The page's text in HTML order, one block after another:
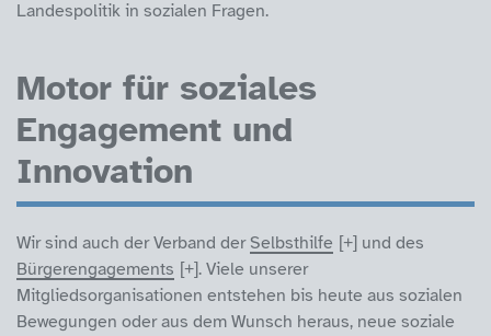
Landespolitik in sozialen Fragen.
Motor für soziales
Engagement und
Innovation
Wir sind auch der Verband der Selbsthilfe
und des
Bürgerengagements
. Viele unserer
Mitgliedsorganisationen entstehen bis heute aus sozialen
Bewegungen oder aus dem Wunsch heraus, neue soziale